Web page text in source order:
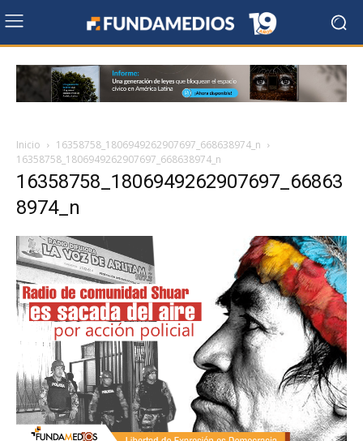
Inicio
16358758_1806949262907697_668638974_n
16358758_1806949262907697_668638974_n
16358758_1806949262907697_66863
8974_n